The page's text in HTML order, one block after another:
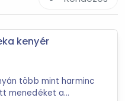
Depo teljes
kenyér
több mint harminc
menedéket a